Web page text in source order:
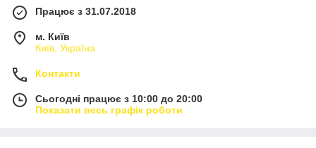
Працює з 31.07.2018
м. Київ
Київ, Україна
Контакти
Сьогодні працює з 10:00 до 20:00
Показати весь графік роботи